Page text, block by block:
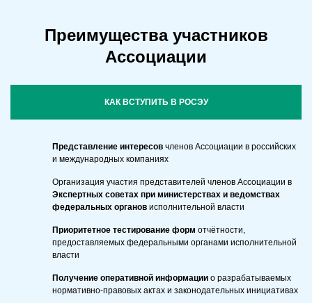
Преимущества участников
Ассоциации
КАК ВСТУПИТЬ В РОСЭУ
Представление интересов членов Ассоциации в российских
и международных компаниях
Организация участия представителей членов Ассоциации в
Экспертных советах при министерствах и ведомствах
федеральных органов исполнительной власти
Приоритетное тестирование форм отчётности,
предоставляемых федеральными органами исполнительной
власти
Получение оперативной информации о разрабатываемых
нормативно-правовых актах и законодательных инициативах